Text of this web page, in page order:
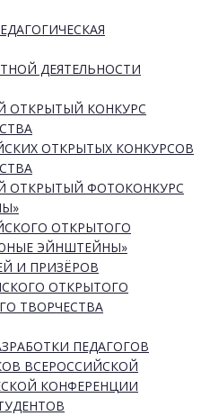
ДЕЯТЕЛЬНОСТИ
ОТКРЫТЫЙ КОНКУРС
ОТКРЫТЫХ КОНКУРСОВ
ОТКРЫТЫЙ ФОТОКОНКУРС
ОТКРЫТОГО
ЭЙНШТЕЙНЫ»
И ПРИЗЁРОВ
ОТКРЫТОГО
ТВОРЧЕСТВА
ПЕДАГОГОВ
ВСЕРОССИЙСКОЙ
КОНФЕРЕНЦИИ